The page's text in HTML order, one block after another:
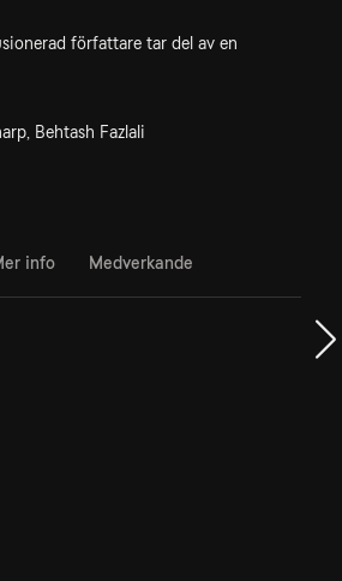
författare tar del av en
Behtash Fazlali
info Medverkande